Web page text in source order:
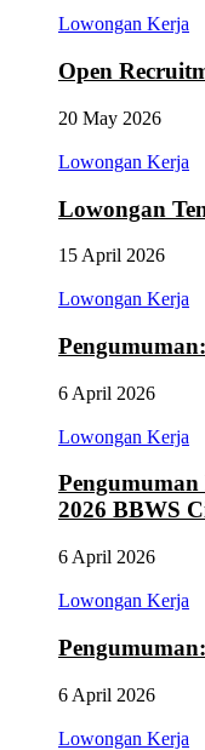
Lowongan Kerja
Open
20 May 2026
Lowongan Kerja
Lowongan
15 April 2026
Lowongan Kerja
6 April 2026
Lowongan Kerja
2026 BBWS
6 April 2026
Lowongan Kerja
6 April 2026
Lowongan Kerja